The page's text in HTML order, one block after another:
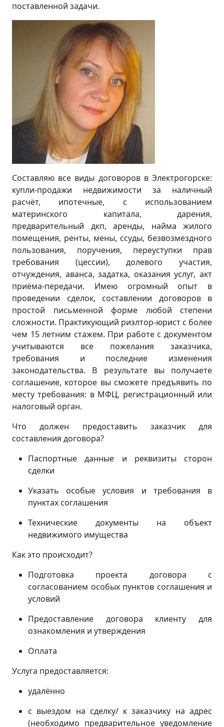
поставленной задачи.
Составляю все виды договоров в Электрогорске:
купли-продажи недвижимости за наличный
расчёт, ипотечные, с использованием
материнского капитала, дарения,
предварительный дкп, аренды, найма жилого
помещения, ренты, мены, ссуды, безвозмездного
пользования, поручения, переуступки прав
требования (цессии), долевого участия,
отчуждения, аванса, задатка, оказания услуг, акт
приёма-передачи. Имею огромный опыт в
проведении сделок, составлении договоров в
простой письменной форме любой степени
сложности. Практикующий риэлтор-юрист с более
чем 15 летним стажем. При работе с документом
учитываются все пожелания заказчика,
требования и последние изменения
законодательства. В результате вы получаете
соглашение, которое вы сможете предъявить по
месту требования: в МФЦ, регистрационный или
налоговый орган.
Что должен предоставить заказчик для
составления договора?
Паспортные данные и реквизиты сторон
сделки
Указать особые условия и требования в
пунктах соглашения
Технические документы на объект
недвижимого имущества
Как это происходит?
Подготовка проекта договора с
согласованием особых пунктов соглашения и
условий
Предоставление договора клиенту для
ознакомления и утверждения
Оплата
Услуга предоставляется:
удалённо
с выездом на сделку/ к заказчику на адрес
(необходимо предварительное уведомление